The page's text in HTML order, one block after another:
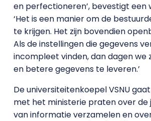
en perfectioneren’, bevestigt een
‘Het is een manier om de
te krijgen. Het zijn bovendien
Als de instellingen die gegevens
incompleet vinden, dan dagen we
en betere gegevens te leveren.’
De universiteitenkoepel VSNU
met het ministerie praten over de
van informatie verzamelen en